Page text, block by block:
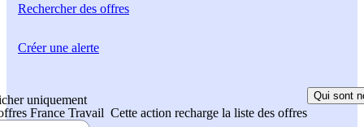
Rechercherdes offres
uniquement
France Travail Cette action recharge la liste des offres
Qui sont
Créer une alerte